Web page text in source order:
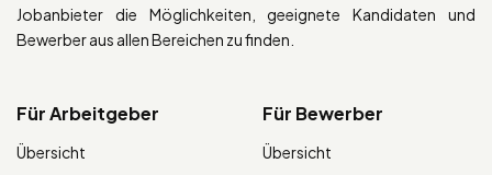
Jobanbieter die Möglichkeiten, geeignete Kandidaten und
Bewerber aus allen Bereichen zu finden.
Für Arbeitgeber
Übersicht
Für Bewerber
Übersicht